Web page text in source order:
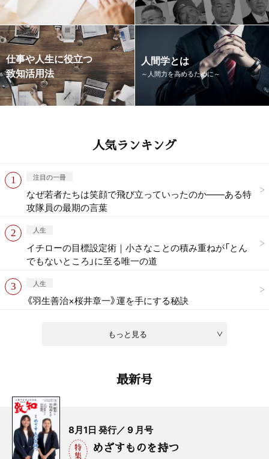
仕事や人生に役立つ
致知活用法
人間学とは
～人間力を高めるために～
人気ランキング
もっと見る
注目の一冊
なぜ若者たちは笑顔で飛び立っていったのか——ある特
攻隊員の最期の言葉
人生
イチローの目標設定術｜小さなことの積み重ねが「とん
でもないところ」に至る唯一の道
人生
《羽生善治×桜井章一》運を手にする秘訣
最新号
8月1日 発行／ 9 月号
めざすものを持つ